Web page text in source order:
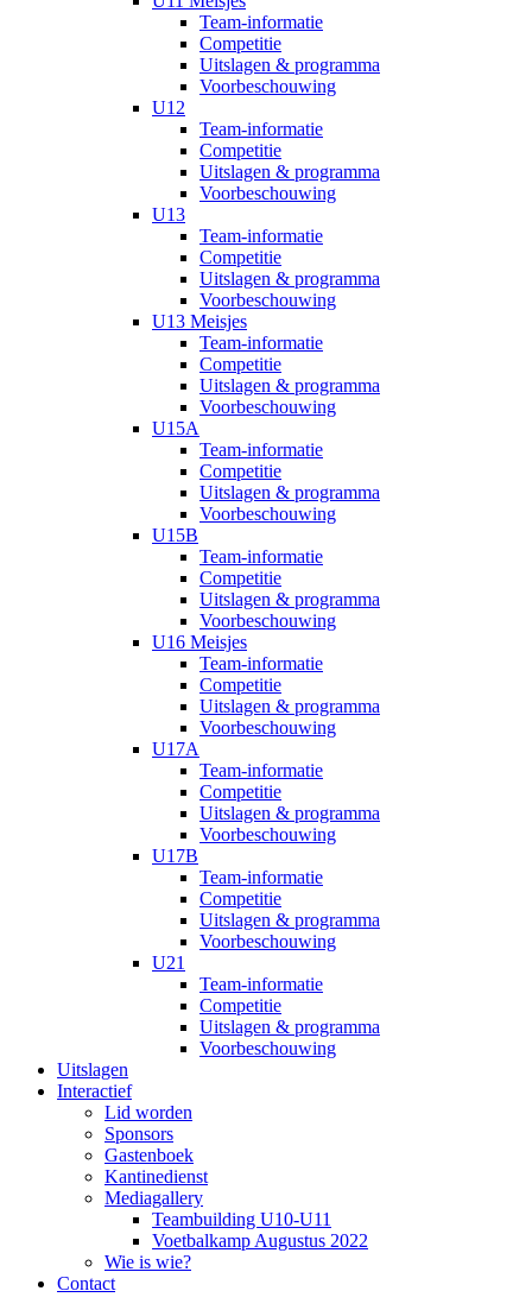
Team-informatie
Competitie
Uitslagen & programma
Voorbeschouwing
U12
Team-informatie
Competitie
Uitslagen & programma
Voorbeschouwing
U13
Team-informatie
Competitie
Uitslagen & programma
Voorbeschouwing
U13 Meisjes
Team-informatie
Competitie
Uitslagen & programma
Voorbeschouwing
U15A
Team-informatie
Competitie
Uitslagen & programma
Voorbeschouwing
U15B
Team-informatie
Competitie
Uitslagen & programma
Voorbeschouwing
U16 Meisjes
Team-informatie
Competitie
Uitslagen & programma
Voorbeschouwing
U17A
Team-informatie
Competitie
Uitslagen & programma
Voorbeschouwing
U17B
Team-informatie
Competitie
Uitslagen & programma
Voorbeschouwing
U21
Team-informatie
Competitie
Uitslagen & programma
Voorbeschouwing
Uitslagen
Interactief
Lid worden
Sponsors
Gastenboek
Kantinedienst
Mediagallery
Teambuilding U10-U11
Voetbalkamp Augustus 2022
Wie is wie?
Contact